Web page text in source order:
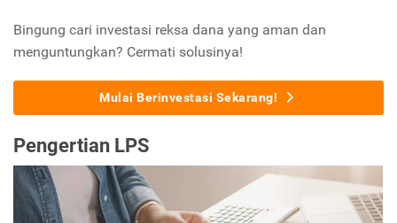
Bingung cari investasi reksa dana yang aman dan
menguntungkan? Cermati solusinya!
Mulai Berinvestasi Sekarang!
Pengertian LPS